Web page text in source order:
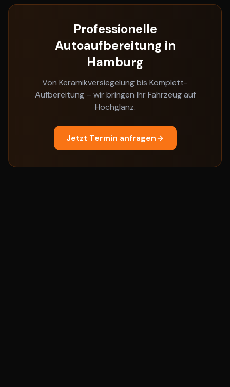
Professionelle
Autoaufbereitung in
Hamburg
Von Keramikversiegelung bis Komplett-
Aufbereitung – wir bringen Ihr Fahrzeug auf
Hochglanz.
Jetzt Termin anfragen